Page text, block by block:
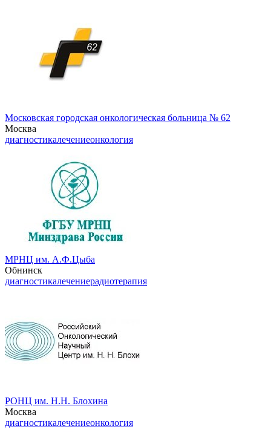
Московская городская онкологическая больница № 62
Москва
диагностикалечениеонкология
МРНЦ им. А.Ф.Цыба
Обнинск
диагностикалечениерадиотерапия
РОНЦ им. Н.Н. Блохина
Москва
диагностикалечениеонкология